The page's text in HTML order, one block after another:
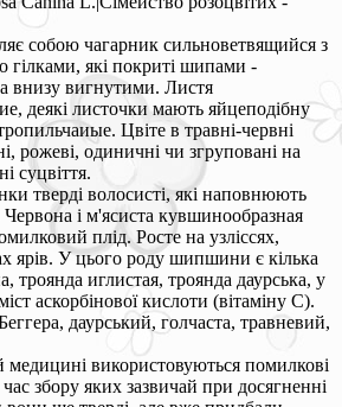
собою чагарник сильноветвящийся з
гілками, які покриті шипами -
внизу вигнутими. Листя
деякі листочки мають яйцеподібну
Цвіте в травні-червні
рожеві, одиничні чи згруповані на
суцвіття.
тверді волосисті, які наповнюють
і м'ясиста кувшинообразная
плід. Росте на узліссях,
ярів. У цього роду шипшини є кілька
троянда иглистая, троянда даурська, у
аскорбінової кислоти (вітаміну С).
даурський, голчаста, травневий,
медицині використовуються помилкові
збору яких зазвичай при досягненні